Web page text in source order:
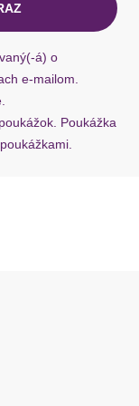
á) o
e-mailom.
Poukážka